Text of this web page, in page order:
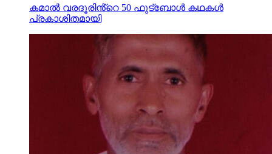
കമാൽ വരദൂരിൻ്റെ 50 ഫുട്ബോൾ കഥകൾ
പ്രകാശിതമായി